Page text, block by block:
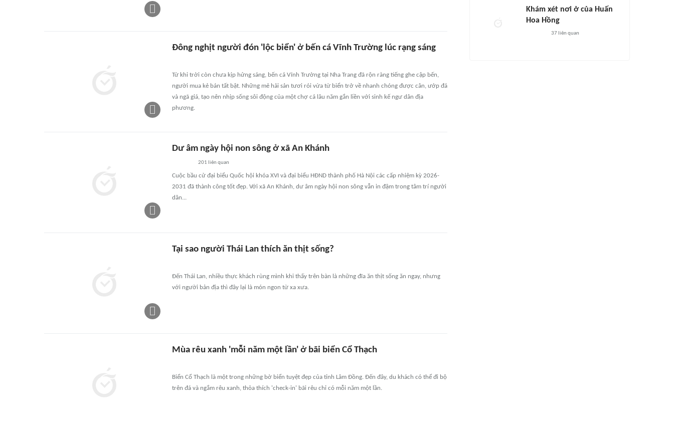
Đông nghịt người đón 'lộc biển' ở bến cá Vĩnh Trường lúc rạng sáng
Từ khi trời còn chưa kịp hửng sáng, bến cá Vĩnh Trường tại Nha Trang đã rộn ràng tiếng ghe cập bến,
người mua kẻ bán tất bật. Những mẻ hải sản tươi rói vừa từ biển trở về nhanh chóng được cân, ướp đá
và ngã giá, tạo nên nhịp sống sôi động của một chợ cá lâu năm gắn liền với sinh kế ngư dân địa
phương.
Dư âm ngày hội non sông ở xã An Khánh
201 liên quan
Cuộc bầu cử đại biểu Quốc hội khóa XVI và đại biểu HĐND thành phố Hà Nội các cấp nhiệm kỳ 2026-
2031 đã thành công tốt đẹp. Với xã An Khánh, dư âm ngày hội non sông vẫn in đậm trong tâm trí người
dân...
Tại sao người Thái Lan thích ăn thịt sống?
Đến Thái Lan, nhiều thực khách rùng mình khi thấy trên bàn là những đĩa ăn thịt sống ăn ngay, nhưng
với người bản địa thì đây lại là món ngon từ xa xưa.
Mùa rêu xanh 'mỗi năm một lần' ở bãi biển Cổ Thạch
Biển Cổ Thạch là một trong những bờ biển tuyệt đẹp của tỉnh Lâm Đồng. Đến đây, du khách có thể đi bộ
trên đá và ngắm rêu xanh, thỏa thích 'check-in' bãi rêu chỉ có mỗi năm một lần.
Khám xét nơi ở của Huấn
Hoa Hồng
37liên quan